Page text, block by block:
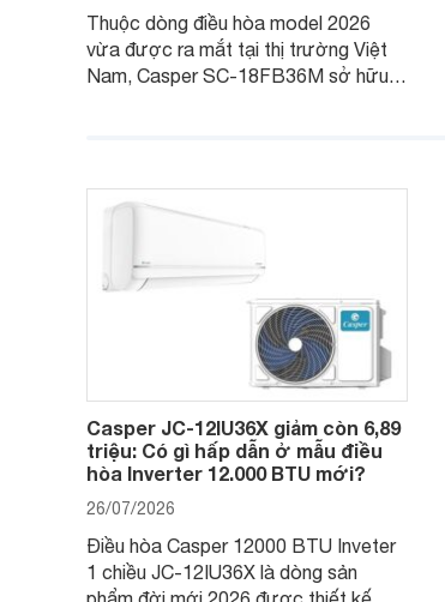
Thuộc dòng điều hòa model 2026
vừa được ra mắt tại thị trường Việt
Nam, Casper SC-18FB36M sở hữu
nhiều tính năng và công nghệ hiện đại.
Casper JC-12IU36X giảm còn 6,89
triệu: Có gì hấp dẫn ở mẫu điều
hòa Inverter 12.000 BTU mới?
26/07/2026
Điều hòa Casper 12000 BTU Inveter
1 chiều JC-12IU36X là dòng sản